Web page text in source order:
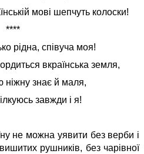
шепчуть колоски!
рідна, співуча моя!
земля,
й маля,
і я!
можна уявити без верби і
рушників, без чарівної